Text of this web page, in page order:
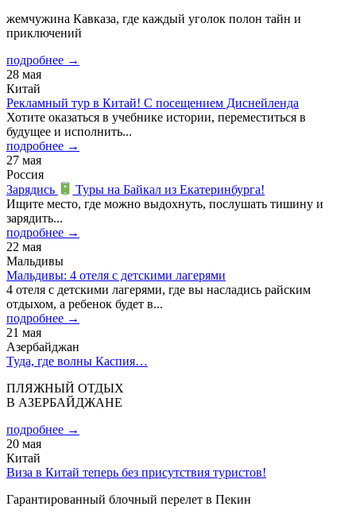
жемчужина Кавказа, где каждый уголок полон тайн и
приключений
подробнее →
28 мая
Китай
Рекламный тур в Китай! С посещением Диснейленда
Хотите оказаться в учебнике истории, переместиться в
будущее и исполнить...
подробнее →
27 мая
Россия
Зарядись
Туры на Байкал из Екатеринбурга!
Ищите место, где можно выдохнуть, послушать тишину и
зарядить...
подробнее →
22 мая
Мальдивы
Мальдивы: 4 отеля с детскими лагерями
4 отеля с детскими лагерями, где вы насладись райским
отдыхом, а ребенок будет в...
подробнее →
21 мая
Азербайджан
Туда, где волны Каспия…
ПЛЯЖНЫЙ ОТДЫХ
В АЗЕРБАЙДЖАНЕ
подробнее →
20 мая
Китай
Виза в Китай теперь без присутствия туристов!
Гарантированный блочный перелет в Пекин